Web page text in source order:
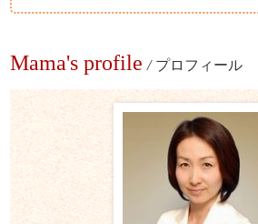
Mama's profile / プロフィール